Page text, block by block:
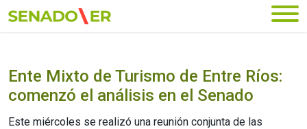
Ir al menú principal
Ente Mixto de Turismo de Entre Ríos:
comenzó el análisis en el Senado
Este miércoles se realizó una reunión conjunta de las